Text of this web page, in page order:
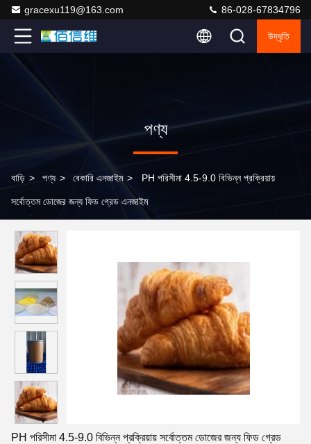
gracexu119@163.com 86-028-67834796
উদ্ধৃতি
পণ্য
বাড়ি > পণ্য > বেকারি এনজাইম > PH পরিসীমা 4.5-9.0 বিভিন্ন প্রক্রিয়ায়
সর্বোত্তম ডোজের জন্য ফিড গ্রেড এনজাইম
PH পরিসীমা 4.5-9.0 বিভিন্ন প্রক্রিয়ায় সর্বোত্তম ডোজের জন্য ফিড গ্রেড